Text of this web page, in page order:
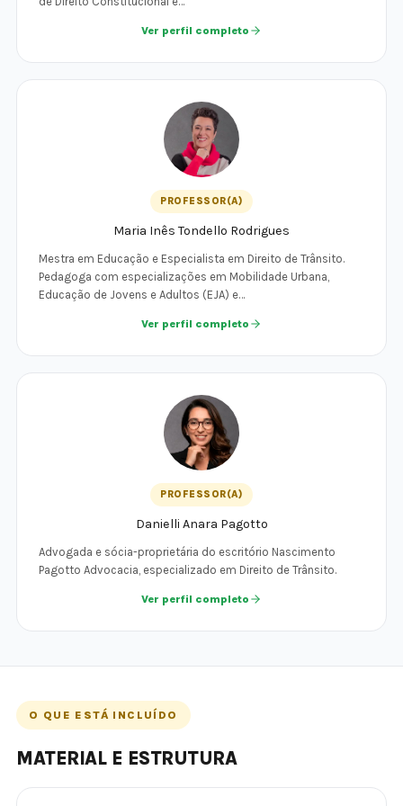
Ver perfil completo
PROFESSOR(A)
Maria Inês Tondello Rodrigues
Mestra em Educação e Especialista em Direito de Trânsito.
Pedagoga com especializações em Mobilidade Urbana,
Educação de Jovens e Adultos (EJA) e…
Ver perfil completo
PROFESSOR(A)
Danielli Anara Pagotto
Advogada e sócia-proprietária do escritório Nascimento
Pagotto Advocacia, especializado em Direito de Trânsito.
Ver perfil completo
O QUE ESTÁ INCLUÍDO
MATERIAL E ESTRUTURA